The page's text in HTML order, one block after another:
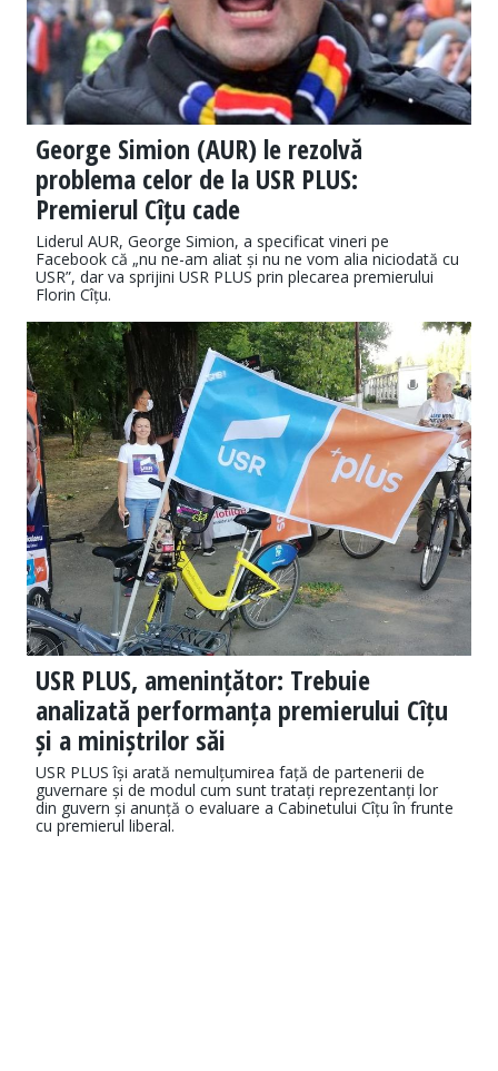
George Simion (AUR) le rezolvă
problema celor de la USR PLUS:
Premierul Cîțu cade
Liderul AUR, George Simion, a specificat vineri pe
Facebook că „nu ne-am aliat și nu ne vom alia niciodată cu
USR”, dar va sprijini USR PLUS prin plecarea premierului
Florin Cîțu.
USR PLUS, amenințător: Trebuie
analizată performanța premierului Cîțu
și a miniștrilor săi
USR PLUS își arată nemulțumirea față de partenerii de
guvernare și de modul cum sunt tratați reprezentanți lor
din guvern și anunță o evaluare a Cabinetului Cîțu în frunte
cu premierul liberal.